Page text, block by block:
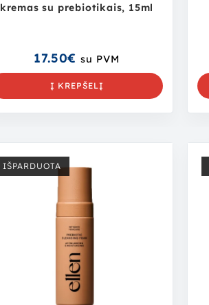
kremas su prebiotikais, 15ml
17.50€ su PVM
Į KREPŠELĮ
IŠPARDUOTA